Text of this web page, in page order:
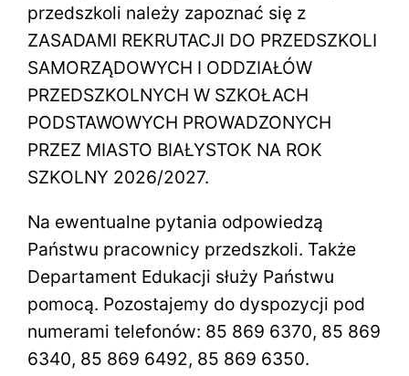
przedszkoli należy zapoznać się z
ZASADAMI REKRUTACJI DO PRZEDSZKOLI
SAMORZĄDOWYCH I ODDZIAŁÓW
PRZEDSZKOLNYCH W SZKOŁACH
PODSTAWOWYCH PROWADZONYCH
PRZEZ MIASTO BIAŁYSTOK NA ROK
SZKOLNY 2026/2027.
Na ewentualne pytania odpowiedzą
Państwu pracownicy przedszkoli. Także
Departament Edukacji służy Państwu
pomocą. Pozostajemy do dyspozycji pod
numerami telefonów: 85 869 6370, 85 869
6340, 85 869 6492, 85 869 6350.